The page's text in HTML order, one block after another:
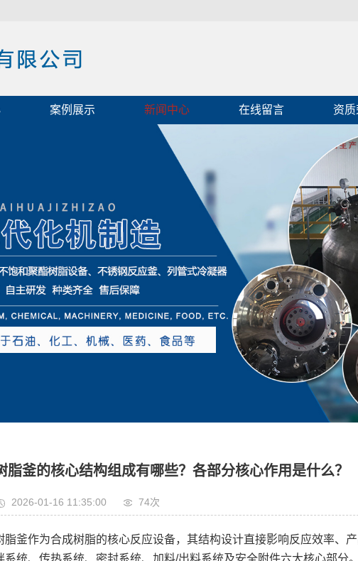
案例展示 新闻中心 在线留言 资
脂釜的核心结构组成有哪些？各部分核心作用是什么？
2026-01-16 11:35:00 74次
脂釜作为合成树脂的核心反应设备，其结构设计直接影响反应效率、
系统、传热系统、密封系统、加料/出料系统及安全附件六大核心部分